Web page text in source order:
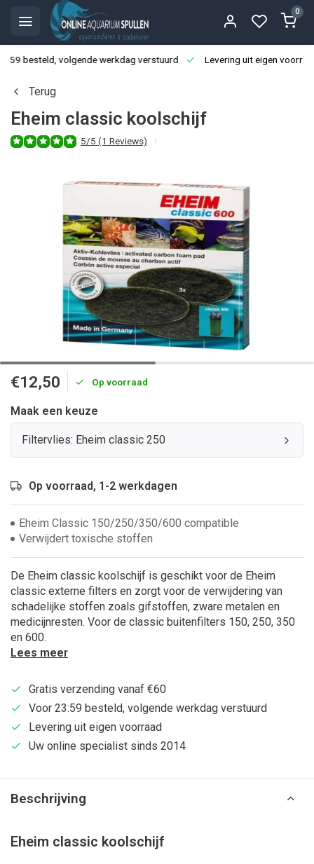
0
besteld, volgende werkdag verstuurd Levering uit eigen
Terug
Eheim classic koolschijf
5/5 (1 Reviews)
€12,50 Op voorraad
Maak een keuze
Filtervlies: Eheim classic 250
Op voorraad, 1-2 werkdagen
Eheim Classic 150/250/350/600 compatible
Verwijdert toxische stoffen
De Eheim classic koolschijf is geschikt voor de Eheim
classic externe filters en zorgt voor de verwijdering van
schadelijke stoffen zoals gifstoffen, zware metalen en
medicijnresten. Voor de classic buitenfilters 150, 250, 350
en 600.
Lees meer
Gratis verzending vanaf €60
Voor 23:59 besteld, volgende werkdag verstuurd
Levering uit eigen voorraad
Uw online specialist sinds 2014
Beschrijving
Eheim classic koolschijf